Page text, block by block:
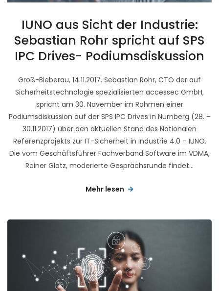
IUNO aus Sicht der Industrie:
Sebastian Rohr spricht auf SPS
IPC Drives- Podiumsdiskussion
Groß-Bieberau, 14.11.2017. Sebastian Rohr, CTO der auf
Sicherheitstechnologie spezialisierten accessec GmbH,
spricht am 30. November im Rahmen einer
Podiumsdiskussion auf der SPS IPC Drives in Nürnberg (28. –
30.11.2017) über den aktuellen Stand des Nationalen
Referenzprojekts zur IT-Sicherheit in Industrie 4.0 – IUNO.
Die vom Geschäftsführer Fachverband Software im VDMA,
Rainer Glatz, moderierte Gesprächsrunde findet...
Mehr lesen